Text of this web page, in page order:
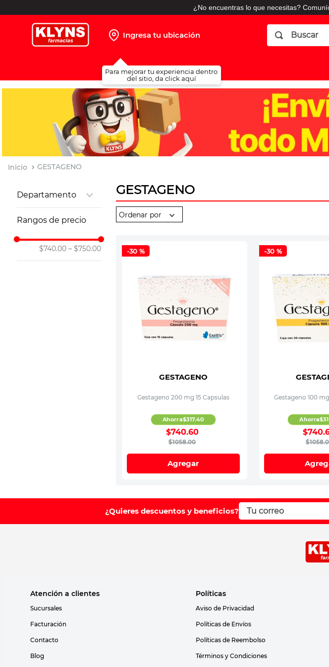
¿No encuentras lo que necesitas?
Ingresa tu ubicación
Para mejorar tu experiencia dentro
del sitio, da click aquí
Buscar
GESTAGENO
Departamento
Rangos de precio
$740.00 – $750.00
GESTAGENO
-30 %
GESTAGENO
Gestageno 200 mg 15 Capsulas
$1058.00
$740.60
Ahorra$317.40
Agregar
-30 %
Gestageno 100
$1058.
$740.
Ahorra$
¿Quieres descuentos y beneficios?
Atención a clientes
Sucursales
Facturación
Contacto
Blog
Políticas
Aviso de Privacidad
Políticas de Envíos
Políticas de Reembolso
Términos y Condiciones
protector solar
misoprostol
shampoo
.
toallitas humedas
8.
pañales huggies
9.
ibuprofeno